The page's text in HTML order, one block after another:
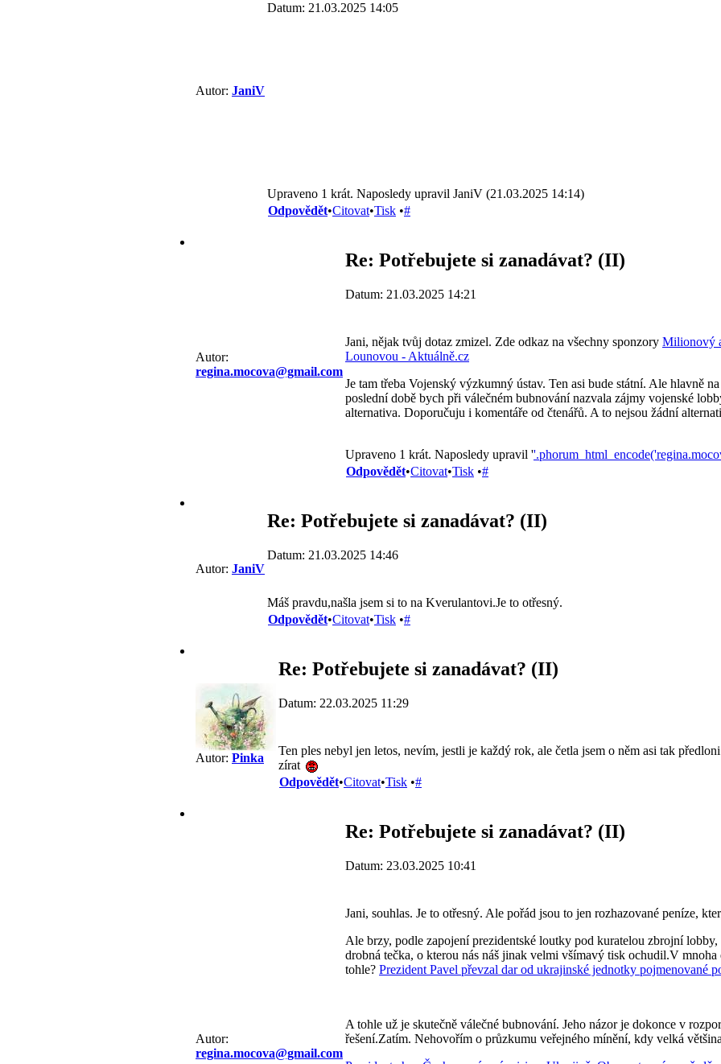
Autor: JaniV
Datum: 21.03.2025 14:05
Upraveno 1 krát. Naposledy upravil JaniV (21.03.2025 14:14)
Odpovědět•Citovat•Tisk •#
Autor:
regina.mocova@gmail.com
Re: Potřebujete si zanadávat? (II)
Datum: 21.03.2025 14:21
Jani, nějak tvůj dotaz zmizel. Zde odkaz na všechny sponzory Milionový
Lounovou - Aktuálně.cz
Je tam třeba Vojenský výzkumný ústav. Ten asi bude státní. Ale hlavně
poslední době bych při válečném bubnování nazvala zájmy vojenské
alternativa. Doporučuju i komentáře od čtenářů. A to nejsou žádní
Upraveno 1 krát. Naposledy upravil '
Odpovědět•Citovat•Tisk •#
Autor: JaniV
Re: Potřebujete si zanadávat? (II)
Datum: 21.03.2025 14:46
Máš pravdu,našla jsem si to na Kverulantovi.Je to otřesný.
Odpovědět•Citovat•Tisk •#
Autor: Pinka
Re: Potřebujete si zanadávat? (II)
Datum: 22.03.2025 11:29
Ten ples nebyl jen letos, nevím, jestli je každý rok, ale četla jsem o něm asi tak
zírat
Odpovědět•Citovat•Tisk •#
Autor:
regina.mocova@gmail.com
Re: Potřebujete si zanadávat? (II)
Datum: 23.03.2025 10:41
Jani, souhlas. Je to otřesný. Ale pořád jsou to jen rozhazované peníze,
Ale brzy, podle zapojení prezidentské loutky pod kuratelou zbrojní
drobná tečka, o kterou nás náš jinak velmi všímavý tisk ochudil.V
tohle? Prezident Pavel převzal dar od ukrajinské jednotky pojmenované
A tohle už je skutečně válečné bubnování. Jeho názor je dokonce v
řešení.Zatím. Nehovořím o průzkumu veřejného mínění, kdy velká